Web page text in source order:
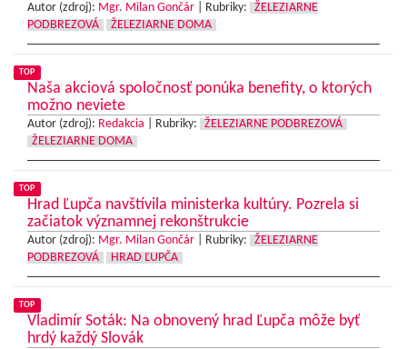
Autor (zdroj): Mgr. Milan Gončár Rubriky:
ŽELEZIARNE
PODBREZOVÁ
ŽELEZIARNE DOMA
TOP
Naša akciová spoločnosť ponúka benefity, o ktorých
možno neviete
Autor (zdroj): Redakcia Rubriky:
ŽELEZIARNE PODBREZOVÁ
ŽELEZIARNE DOMA
TOP
Hrad Ľupča navštívila ministerka kultúry. Pozrela si
začiatok významnej rekonštrukcie
Autor (zdroj): Mgr. Milan Gončár Rubriky:
ŽELEZIARNE
PODBREZOVÁ
HRAD ĽUPČA
TOP
Vladimír Soták: Na obnovený hrad Ľupča môže byť
hrdý každý Slovák